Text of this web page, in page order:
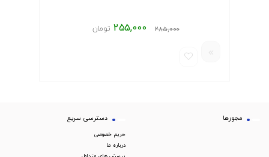
285,000
255,000 تومان
مجوزها دسترسی سریع
حریم خصوصی
درباره ما